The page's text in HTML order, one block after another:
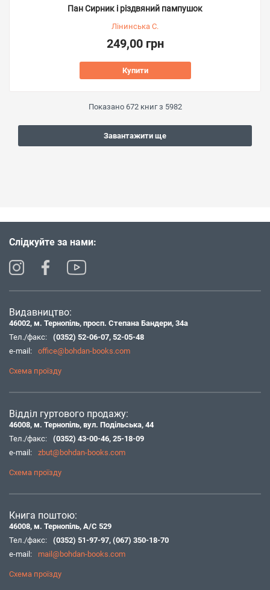
Пан Сирник і різдвяний пампушок
Лінинська С.
249,00 грн
Купити
Показано 672книг з 5982
Завантажити ще
Слідкуйте за нами:
Видавництво:
46002, м. Тернопіль, просп. Степана Бандери, 34а
Тел./факс:
(0352) 52-06-07, 52-05-48
e-mail:
office@bohdan-books.com
Схема проїзду
Відділ гуртового продажу:
46008, м. Тернопіль, вул. Подільська, 44
Тел./факс:
(0352) 43-00-46, 25-18-09
e-mail:
zbut@bohdan-books.com
Схема проїзду
Книга поштою:
46008, м. Тернопіль, А/С 529
Тел./факс:
(0352) 51-97-97, (067) 350-18-70
e-mail:
mail@bohdan-books.com
Схема проїзду